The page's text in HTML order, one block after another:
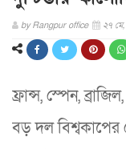
byRangpur office ২৭
ফ্রান্স, স্পেন,
বড় দল বিশ্বকাপের